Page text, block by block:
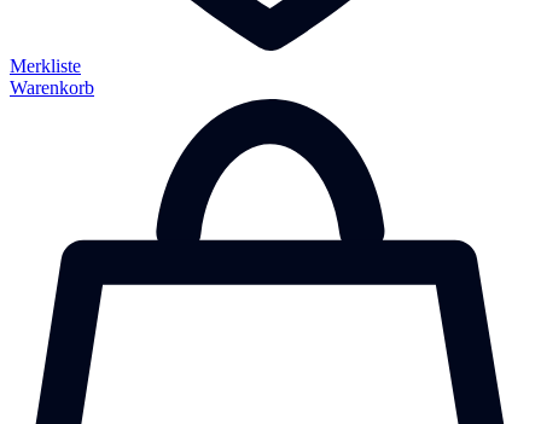
Merkliste
Warenkorb